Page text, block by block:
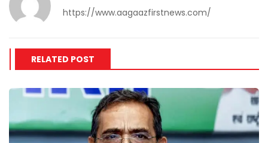
https://www.aagaazfirstnews.com/
RELATED POST